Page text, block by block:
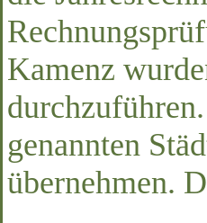
Kamenz
genannten
übernehmen.